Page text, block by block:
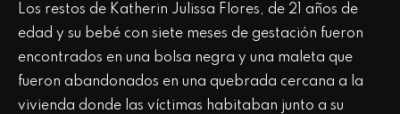
Los restos de Katherin Julissa Flores, de 21 años de
edad y su bebé con siete meses de gestación fueron
encontrados en una bolsa negra y una maleta que
fueron abandonados en una quebrada cercana a la
vivienda donde las víctimas habitaban junto a su